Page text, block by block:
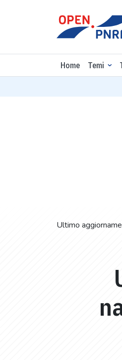
Home Temi
Ultimo